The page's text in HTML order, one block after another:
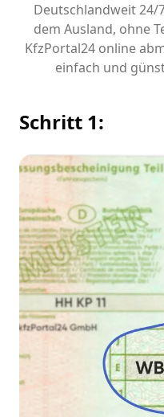
Deutschlandweit 24/
dem Ausland, ohne
KfzPortal24 online
einfach und
Schritt 1: